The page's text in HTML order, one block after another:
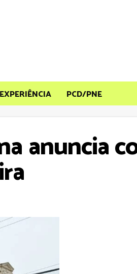
PCD/PNE
anuncia